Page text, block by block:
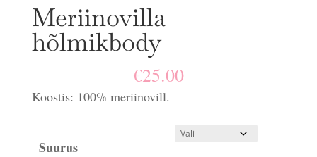
Meriinovilla
hõlmikbody
€25.00
Koostis: 100% meriinovill.
Suurus